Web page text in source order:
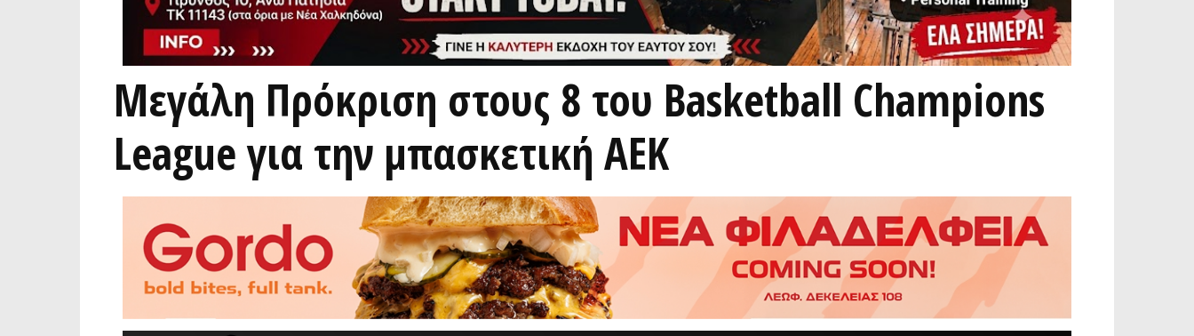
Μεγάλη Πρόκριση στους 8 του Basketball Champions
League για την μπασκετική ΑΕΚ